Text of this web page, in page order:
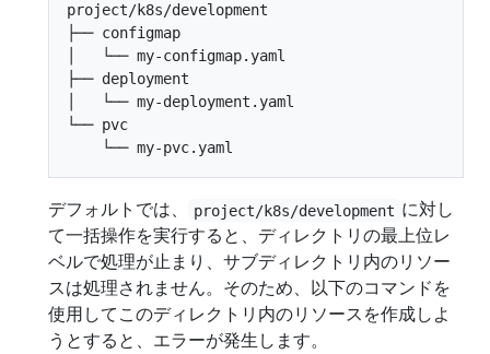
project/k8s/development
├── configmap
│   └── my-configmap.yaml
├── deployment
│   └── my-deployment.yaml
└── pvc
デフォルトでは、 project/k8s/development に対し
て一括操作を実行すると、ディレクトリの最上位レ
ベルで処理が止まり、サブディレクトリ内のリソー
スは処理されません。そのため、以下のコマンドを
使用してこのディレクトリ内のリソースを作成しよ
うとすると、エラーが発生します。